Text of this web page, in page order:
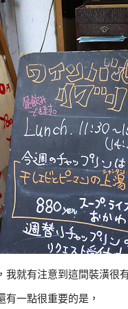
我就有注意到這間裝潢很
有一點很重要的是，